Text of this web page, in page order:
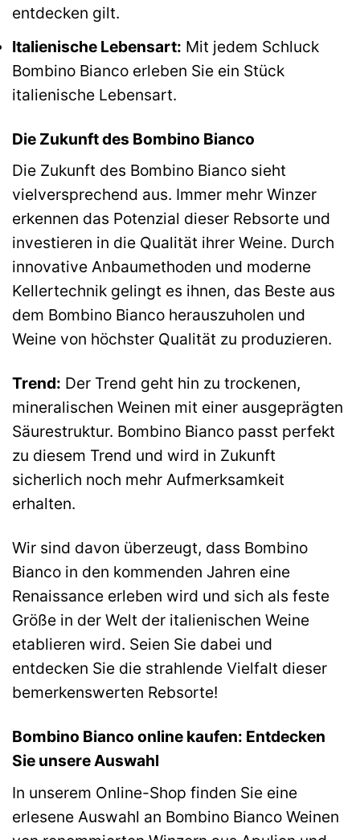
entdecken gilt.
Italienische Lebensart: Mit jedem Schluck
Bombino Bianco erleben Sie ein Stück
italienische Lebensart.
Die Zukunft des Bombino Bianco
Die Zukunft des Bombino Bianco sieht
vielversprechend aus. Immer mehr Winzer
erkennen das Potenzial dieser Rebsorte und
investieren in die Qualität ihrer Weine. Durch
innovative Anbaumethoden und moderne
Kellertechnik gelingt es ihnen, das Beste aus
dem Bombino Bianco herauszuholen und
Weine von höchster Qualität zu produzieren.
Trend: Der Trend geht hin zu trockenen,
mineralischen Weinen mit einer ausgeprägten
Säurestruktur. Bombino Bianco passt perfekt
zu diesem Trend und wird in Zukunft
sicherlich noch mehr Aufmerksamkeit
erhalten.
Wir sind davon überzeugt, dass Bombino
Bianco in den kommenden Jahren eine
Renaissance erleben wird und sich als feste
Größe in der Welt der italienischen Weine
etablieren wird. Seien Sie dabei und
entdecken Sie die strahlende Vielfalt dieser
bemerkenswerten Rebsorte!
Bombino Bianco online kaufen: Entdecken
Sie unsere Auswahl
In unserem Online-Shop finden Sie eine
erlesene Auswahl an Bombino Bianco Weinen